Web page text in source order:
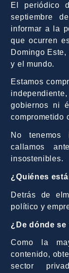
El periódico
septiembre
informar a la
que ocurren
Domingo
y el mundo.
Estamos
gobiernos ni
comprometido
No tenemos
callamos
insostenibles.
¿Quiénes
Detrás de
político y
¿De dónde se
Como la
contenido,
sector